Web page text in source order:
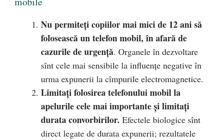
Nu permiteţi copiilor mai mici de 12 ani să
folosească un telefon mobil, în afară de
cazurile de urgenţă. Organele în dezvoltare
sînt cele mai sensibile la influenţe negative în
urma expunerii la cîmpurile electromagnetice.
Limitaţi folosirea telefonului mobil la
apelurile cele mai importante şi limitaţi
durata convorbirilor. Efectele biologice sînt
direct legate de durata expunerii; rezultatele